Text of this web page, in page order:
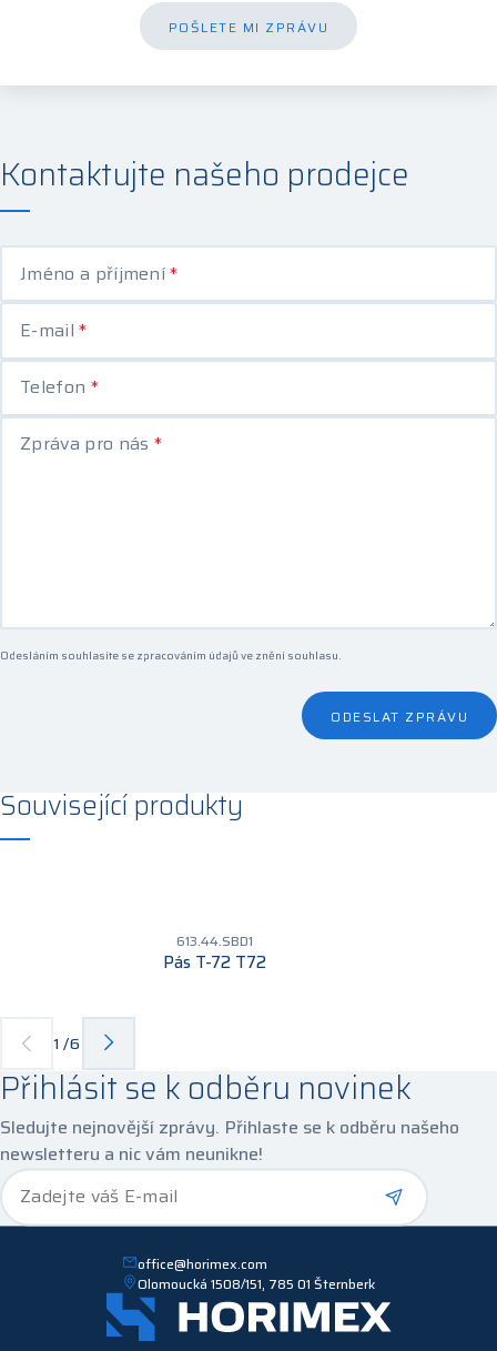
POŠLETE MI ZPRÁVU
Kontaktujte našeho prodejce
Jméno a příjmení*
E-mail*
Telefon *
Zpráva pro nás *
Odesláním souhlasíte se zpracováním údajů ve znění souhlasu.
ODESLAT ZPRÁVU
Související produkty
613.44.SBD1
Pás T-72 T72
1 /6
Přihlásit se k odběru novinek
Sledujte nejnovější zprávy. Přihlaste se k odběru našeho
newsletteru a nic vám neunikne!
Zadejte váš E-mail*
office@horimex.com
Olomoucká 1508/151, 785 01 Šternberk